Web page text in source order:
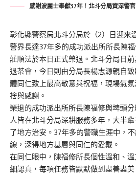
感謝波麗士奉獻37年！北斗分局資深警
彰化縣警察局北斗分局於（2）日迎來
警界長達37年多的成功派出所所長陳
莊順法於本日正式榮退。北斗分局日
退茶會，今日則由分局長楊志源親自
體同仁致上最高敬意與祝福，現場氣
捨與感謝。
榮退的成功派出所所長陳福修與埤頭
人皆在北斗分局深耕服務多年，大半
了地方治安。37年多的警職生涯中，
線，深得地方基層與同仁的愛戴。
在同仁眼中，陳福修所長個性溫和、
細認真，每項任務皆默默做到盡善盡